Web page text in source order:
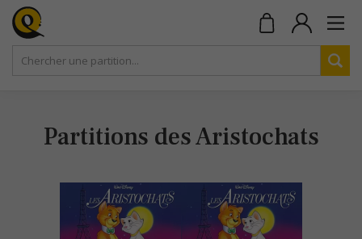
Partitions des Aristochats